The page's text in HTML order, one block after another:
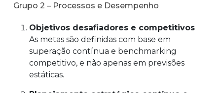
Grupo 2 – Processos e Desempenho
Objetivos desafiadores e competitivos
As metas são definidas com base em
superação contínua e benchmarking
competitivo, e não apenas em previsões
estáticas.